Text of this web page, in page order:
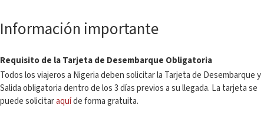
Información importante
Requisito de la Tarjeta de Desembarque Obligatoria
Todos los viajeros a Nigeria deben solicitar la Tarjeta de Desembarque y
Salida obligatoria dentro de los 3 días previos a su llegada. La tarjeta se
puede solicitaraquíde forma gratuita.